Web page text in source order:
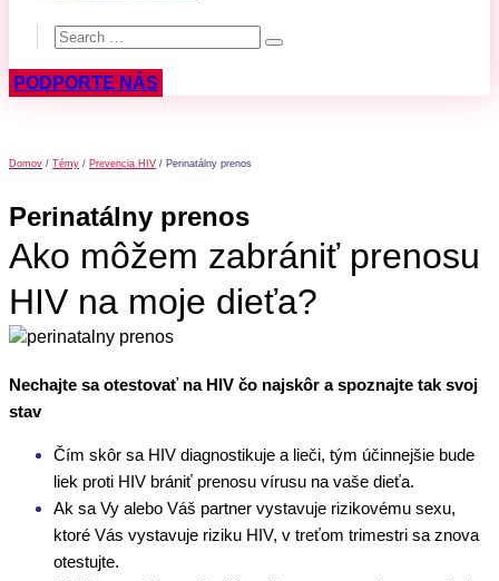
PODPORTE NÁS
Domov / Témy / Prevencia HIV / Perinatálny prenos
Perinatálny prenos
Ako môžem zabrániť prenosu
HIV na moje dieťa?
Nechajte sa otestovať na HIV čo najskôr a spoznajte tak svoj
stav
Čím skôr sa HIV diagnostikuje a lieči, tým účinnejšie bude
liek proti HIV brániť prenosu vírusu na vaše dieťa.
Ak sa Vy alebo Váš partner vystavuje rizikovému sexu,
ktoré Vás vystavuje riziku HIV, v treťom trimestri sa znova
otestujte.